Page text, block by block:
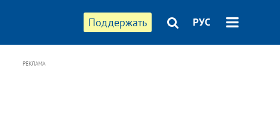
Поддержать РУС
РЕКЛАМА